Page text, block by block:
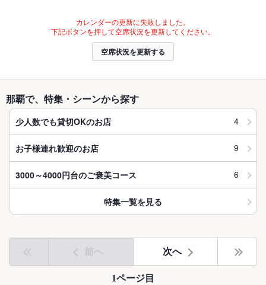
カレンダーの更新に失敗しました。
下記ボタンを押して空席状況を更新してください。
空席状況を更新する
那覇で、特集・シーンから探す
少人数でも貸切OKのお店 4
お子様連れ歓迎のお店 9
3000～4000円台のご褒美コース 6
特集一覧を見る
前へ 次へ
1ページ目